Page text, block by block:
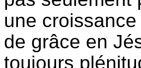
une
de grâce en
toujours